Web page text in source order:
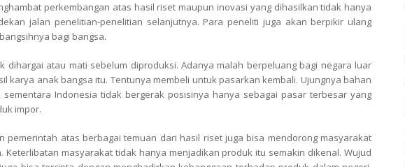
perkembangan atas hasil riset maupun inovasi yang dihasilkan tidak hanya
jalan penelitian-penelitian selanjutnya. Para peneliti juga akan berpikir ulang
bagi bangsa.
dihargai atau mati sebelum diproduksi. Adanya malah berpeluang bagi negara luar
karya anak bangsa itu. Tentunya membeli untuk pasarkan kembali. Ujungnya bahan
sementara Indonesia tidak bergerak posisinya hanya sebagai pasar terbesar yang
impor.
pemerintah atas berbagai temuan dari hasil riset juga bisa mendorong masyarakat
Keterlibatan masyarakat tidak hanya menjadikan produk itu semakin dikenal. Wujud